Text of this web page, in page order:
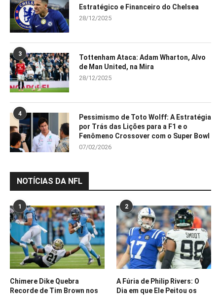
Estratégico e Financeiro do Chelsea
28/12/2025
3
Tottenham Ataca: Adam Wharton, Alvo
de Man United, na Mira
28/12/2025
4
Pessimismo de Toto Wolff: A Estratégia
por Trás das Lições para a F1 e o
Fenômeno Crossover com o Super Bowl
07/02/2026
NOTÍCIAS DA NFL
1
Chimere Dike Quebra
Recorde de Tim Brown nos
2
A Fúria de Philip Rivers: O
Dia em que Ele Peitou os